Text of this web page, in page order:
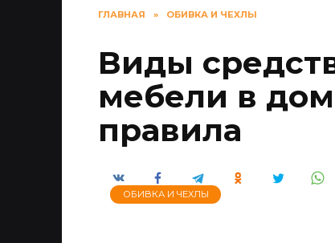
ГЛАВНАЯ » ОБИВКА И ЧЕХЛЫ
Виды
мебели в
правила
ОБИВКА И ЧЕХЛЫ